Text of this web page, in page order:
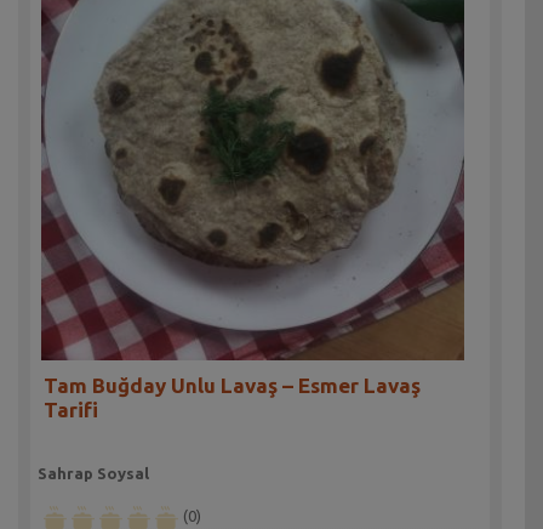
Tam Buğday Unlu Lavaş – Esmer Lavaş
Tarifi
Sahrap Soysal
(0)